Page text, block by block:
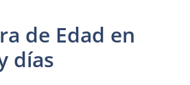
de Edad en
días